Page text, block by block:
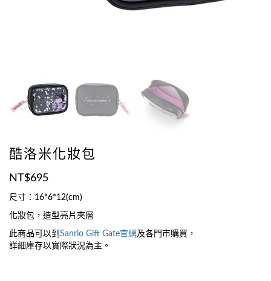
酷洛米化妝包
NT$695
尺寸：16*6*12(cm)
化妝包，造型亮片夾層
此商品可以到 Sanrio Gift Gate官網 及各門市購買，
詳細庫存以實際狀況為主。